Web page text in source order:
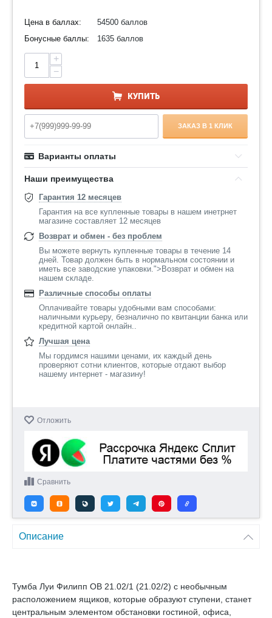
Цена в баллах:
54500 баллов
Бонусные баллы:
1635 баллов
+
−
КУПИТЬ
ЗАКАЗ В 1 КЛИК
Варианты оплаты
Наши преимущества
Гарантия 12 месяцев
Гарантия на все купленные товары в нашем инетрнет
магазине составляет 12 месяцев
Возврат и обмен - без проблем
Вы можете вернуть купленные товары в течение 14
дней. Товар должен быть в нормальном состоянии и
иметь все заводские упаковки.">Возврат и обмен на
нашем складе.
Различные способы оплаты
Оплачивайте товары удобными вам способами:
наличными курьеру, безналично по квитанции банка или
кредитной картой онлайн..
Лучшая цена
Мы гордимся нашими ценами, их каждый день
проверяют сотни клиентов, которые отдают выбор
нашему интернет - магазину!
Отложить
Сравнить
Описание
Тумба Луи Филипп ОВ 21.02/1 (21.02/2) с необычным
расположением ящиков, которые образуют ступени, станет
центральным элементом обстановки гостиной, офиса,